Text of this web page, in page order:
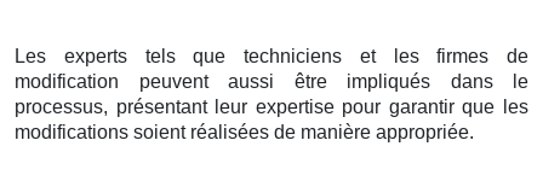
Les experts tels que techniciens et les firmes de
modification peuvent aussi être impliqués dans le
processus, présentant leur expertise pour garantir que les
modifications soient réalisées de manière appropriée.